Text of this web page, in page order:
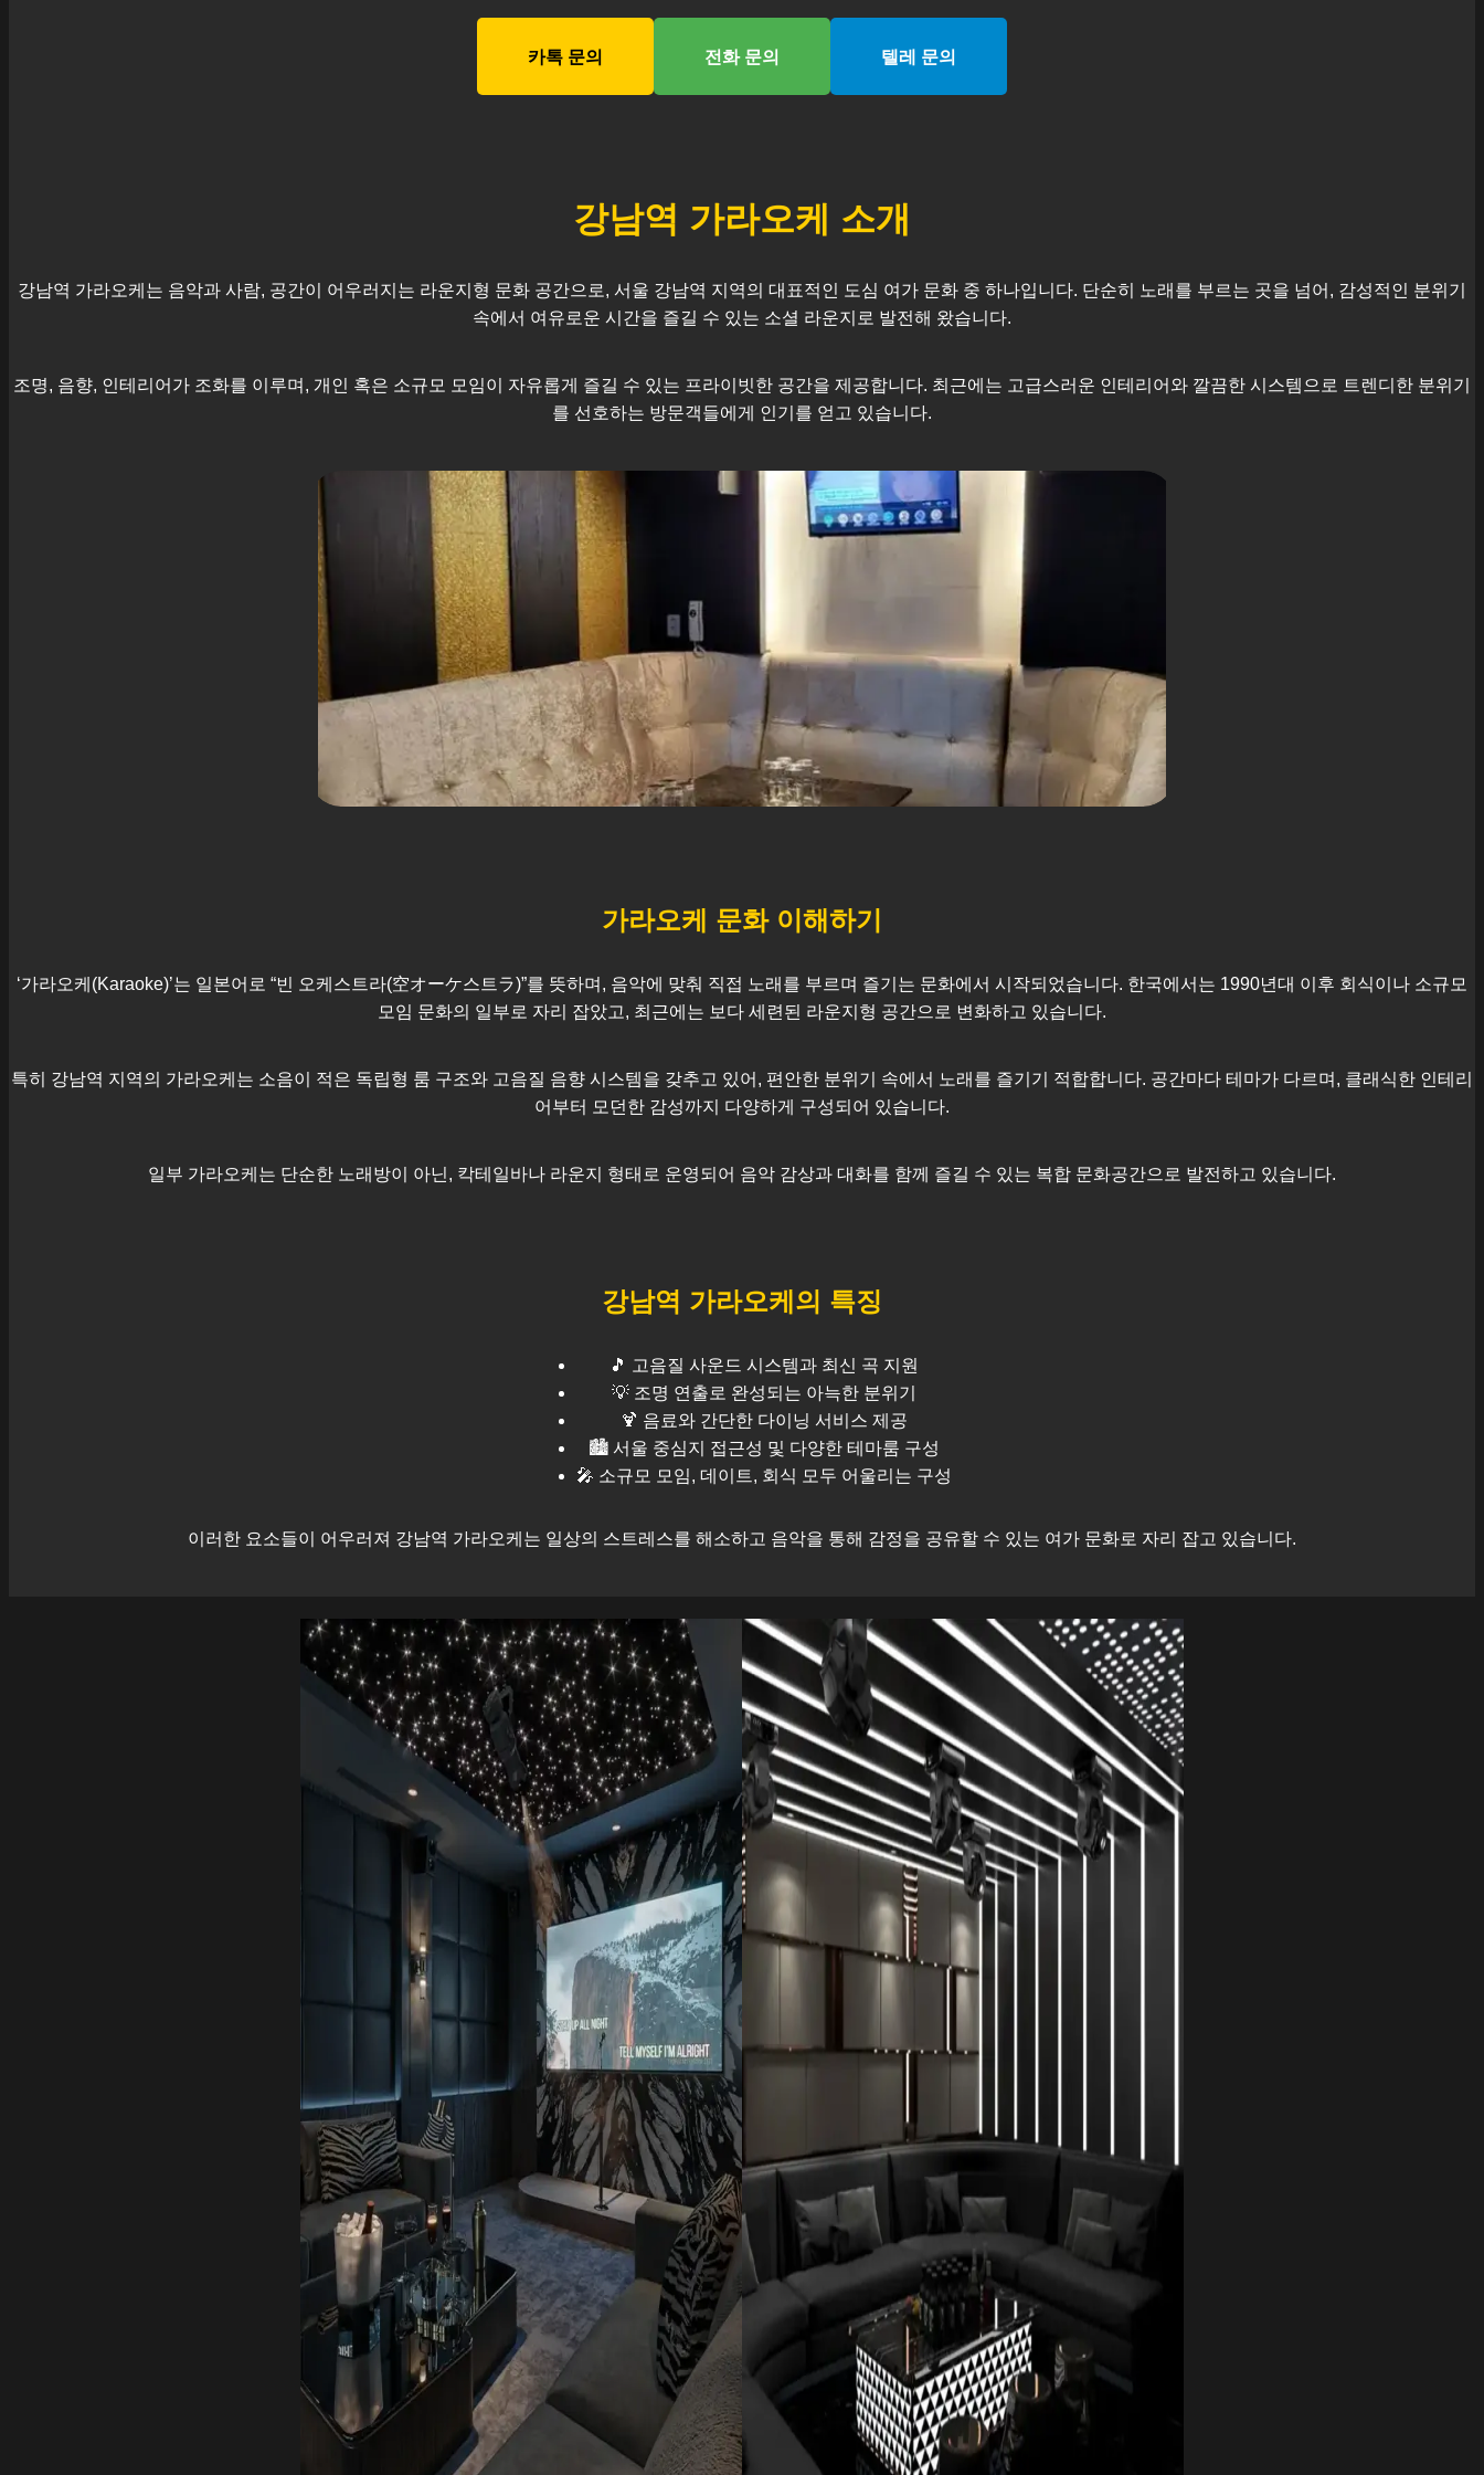
카톡 문의 전화 문의 텔레 문의
강남역 가라오케 소개
강남역 가라오케는 음악과 사람, 공간이 어우러지는 라운지형 문화 공간으로, 서울 강남역 지역의 대표적인 도심 여가 문화 중 하나입니다. 단순히 노래를 부르는 곳을 넘어, 감성적인 분위기
속에서 여유로운 시간을 즐길 수 있는 소셜 라운지로 발전해 왔습니다.
조명, 음향, 인테리어가 조화를 이루며, 개인 혹은 소규모 모임이 자유롭게 즐길 수 있는 프라이빗한 공간을 제공합니다. 최근에는 고급스러운 인테리어와 깔끔한 시스템으로 트렌디한 분위기
를 선호하는 방문객들에게 인기를 얻고 있습니다.
가라오케 문화 이해하기
‘가라오케(Karaoke)’는 일본어로 “빈 오케스트라(空オーケ스트ラ)”를 뜻하며, 음악에 맞춰 직접 노래를 부르며 즐기는 문화에서 시작되었습니다. 한국에서는 1990년대 이후 회식이나 소규모
모임 문화의 일부로 자리 잡았고, 최근에는 보다 세련된 라운지형 공간으로 변화하고 있습니다.
특히 강남역 지역의 가라오케는 소음이 적은 독립형 룸 구조와 고음질 음향 시스템을 갖추고 있어, 편안한 분위기 속에서 노래를 즐기기 적합합니다. 공간마다 테마가 다르며, 클래식한 인테리
어부터 모던한 감성까지 다양하게 구성되어 있습니다.
일부 가라오케는 단순한 노래방이 아닌, 칵테일바나 라운지 형태로 운영되어 음악 감상과 대화를 함께 즐길 수 있는 복합 문화공간으로 발전하고 있습니다.
강남역 가라오케의 특징
🎵 고음질 사운드 시스템과 최신 곡 지원
💡 조명 연출로 완성되는 아늑한 분위기
🍹 음료와 간단한 다이닝 서비스 제공
🏙️ 서울 중심지 접근성 및 다양한 테마룸 구성
🎤 소규모 모임, 데이트, 회식 모두 어울리는 구성
이러한 요소들이 어우러져 강남역 가라오케는 일상의 스트레스를 해소하고 음악을 통해 감정을 공유할 수 있는 여가 문화로 자리 잡고 있습니다.